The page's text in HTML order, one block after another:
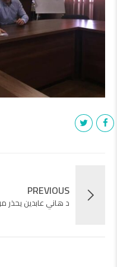
PREVIOUS
د هاني عابدين يحذر